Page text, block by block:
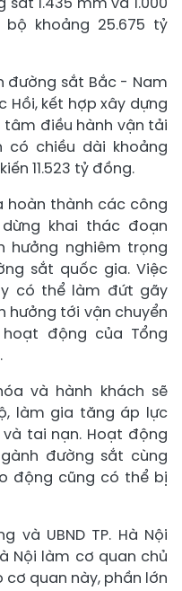
khoảng 25.675 tỷ
đường sắt Bắc - Nam
Hồi, kết hợp xây dựng
tâm điều hành vận tải
có chiều dài khoảng
11.523 tỷ đồng.
hoàn thành các công
khai thác đoạn
hưởng nghiêm trọng
sắt quốc gia. Việc
có thể làm đứt gãy
hưởng tới vận chuyển
động của Tổng
và hành khách sẽ
làm gia tăng áp lực
tai nạn. Hoạt động
đường sắt cùng
động cũng có thể bị
và UBND TP. Hà Nội
Nội làm cơ quan chủ
quan này, phần lớn